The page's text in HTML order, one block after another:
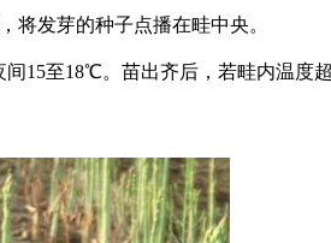
将发芽的种子点播在畦中央。
间15至18℃。苗出齐后，若畦内温度